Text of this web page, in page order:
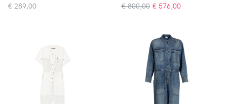
€ 289,00 € 800,00 € 576,00